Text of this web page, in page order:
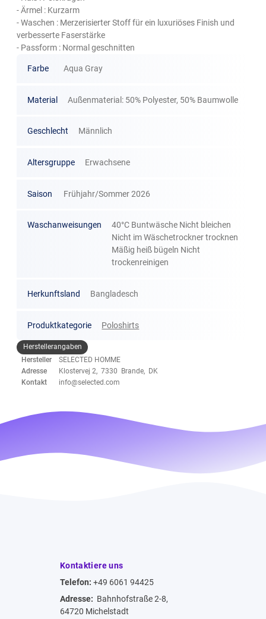
- Ärmel : Kurzarm
- Waschen : Merzerisierter Stoff für ein luxuriöses Finish und
verbesserte Faserstärke
- Passform : Normal geschnitten
Farbe Aqua Gray
Material Außenmaterial: 50% Polyester, 50% Baumwolle
Geschlecht Männlich
Altersgruppe Erwachsene
Saison Frühjahr/Sommer 2026
Waschanweisungen
40°C Buntwäsche Nicht bleichen
Nicht im Wäschetrockner trocknen
Mäßig heiß bügeln Nicht
trockenreinigen
Herkunftsland Bangladesch
Produktkategorie Poloshirts
Herstellerangaben
Hersteller
SELECTED HOMME
Adresse
Klostervej 2, 7330 Brande, DK
Kontakt
info@selected.com
Kontaktiere uns
Telefon: +49 6061 94425
Adresse: Bahnhofstraße 2-8,
64720 Michelstadt